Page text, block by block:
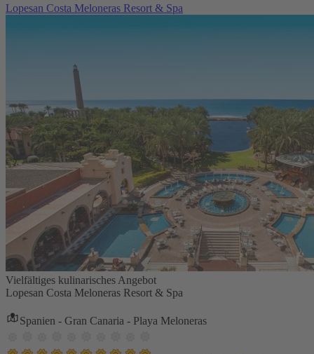
Lopesan Costa Meloneras Resort & Spa
Vielfältiges kulinarisches Angebot
Lopesan Costa Meloneras Resort & Spa
Spanien - Gran Canaria - Playa Meloneras